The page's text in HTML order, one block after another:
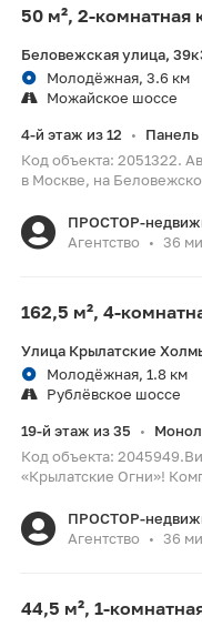
50 м², 2-комнатная
Беловежская улица,
Молодёжная, 3.6 км
Можайское шоссе
4-й этаж из 12 • Панель
Код объекта: 2051322.
в Москве, на
ПРОСТОР-
Агентство
• 36
162,5 м², 4-
Улица Крылатские
Молодёжная, 1.8 км
Рублёвское шоссе
19-й этаж из 35 •
Код объекта:
«Крылатские Огни»!
ПРОСТОР-
Агентство
• 36
44,5 м², 1-